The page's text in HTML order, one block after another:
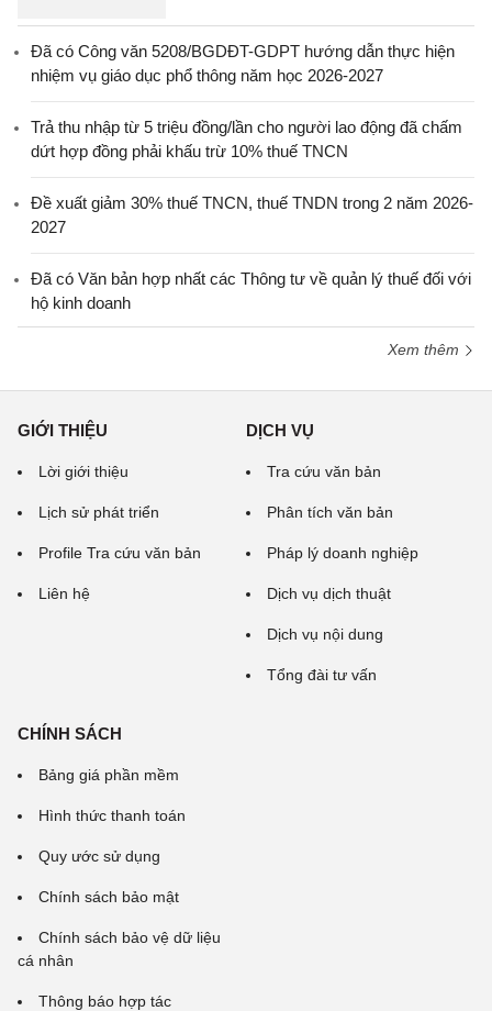
Đã có Công văn 5208/BGDĐT-GDPT hướng dẫn thực hiện
nhiệm vụ giáo dục phổ thông năm học 2026-2027
Trả thu nhập từ 5 triệu đồng/lần cho người lao động đã chấm
dứt hợp đồng phải khấu trừ 10% thuế TNCN
Đề xuất giảm 30% thuế TNCN, thuế TNDN trong 2 năm 2026-
2027
Đã có Văn bản hợp nhất các Thông tư về quản lý thuế đối với
hộ kinh doanh
Xem thêm
GIỚI THIỆU
Lời giới thiệu
Lịch sử phát triển
Profile Tra cứu văn bản
Liên hệ
DỊCH VỤ
Tra cứu văn bản
Phân tích văn bản
Pháp lý doanh nghiệp
Dịch vụ dịch thuật
Dịch vụ nội dung
Tổng đài tư vấn
CHÍNH SÁCH
Bảng giá phần mềm
Hình thức thanh toán
Quy ước sử dụng
Chính sách bảo mật
Chính sách bảo vệ dữ liệu
cá nhân
Thông báo hợp tác